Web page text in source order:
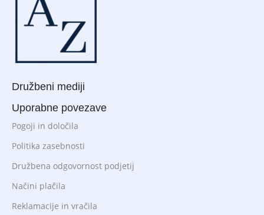
Družbeni mediji
Uporabne povezave
Pogoji in določila
Politika zasebnosti
Družbena odgovornost podjetij
Načini plačila
Reklamacije in vračila